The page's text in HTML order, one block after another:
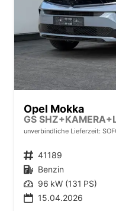
Opel Mokka
GS
unverbindliche Lieferzeit:
Fahrzeugnr. 41189
Kraftstoff Benzin
Leistung 96 kW (131 PS)
15.04.2026